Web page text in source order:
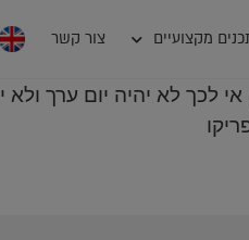
מקצועיים צור קשר
שנה האזרחי, אי לכך לא יהיה